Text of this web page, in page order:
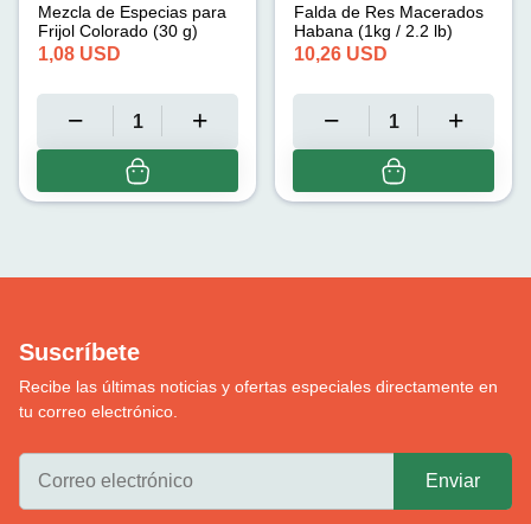
Mezcla de Especias para
Frijol Colorado (30 g)
1,08 USD
Falda de Res Macerados
Habana (1kg / 2.2 lb)
10,26 USD
Suscríbete
Recibe las últimas noticias y ofertas especiales directamente en
tu correo electrónico.